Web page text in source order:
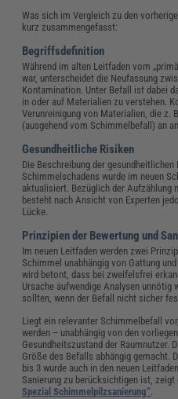
Was sich im Vergleich zu den
kurz zusammengefasst:
Begriffsdefinition
Während im alten Leitfaden vom
war, unterscheidet die Neufassung
Kontamination. Unter Befall ist dabei
in oder auf Materialien zu verstehen.
Verunreinigung von Materialien, die z.
(ausgehend vom Schimmelbefall) an
Gesundheitliche Risiken
Die Beschreibung der gesundheitlichen
Schimmelschadens wurde im neuen
aktualisiert. Bezüglich der Aufzählung
besteht nach Ansicht von Experten
Lücke.
Prinzipien der Bewertung und
Im neuen Leitfaden werden zwei
Schimmel unabhängig von Gattung
wird betont, dass bei zweifelsfrei
Ursache aufwendige Analysen unnötig
sollten, wenn der Befall nicht sicher
Liegt ein relevanter Schimmelbefall
werden – unabhängig von den
Gesundheitszustand der Raumnutzer.
Größe des Befalls abhängig gemacht.
bis 3 wurde auch in den neuen
Sanierung zu berücksichtigen ist, zeigt
Spezial Schimmelpilzsanierung“.